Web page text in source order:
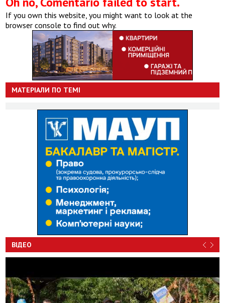
If you own this website, you might want to look at the
browser console to find out why.
МАТЕРІАЛИ ПО ТЕМІ
ВІДЕО